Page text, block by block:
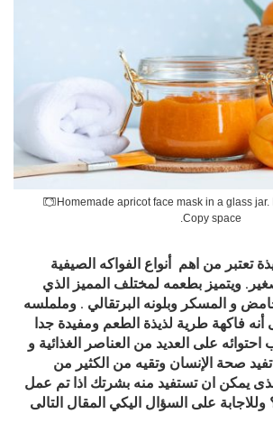
Homemade apricot face mask in a glass jar.
Copy space.
تعتبر من اهم أنواع الفواكه الصيفية
ويتميز بطعمه لمختلف المميز الذي
و المسكر وبلونه البرتقالي . وململسه
أنه فاكهة طرية لذيذة الطعم ومفيدة جدا
على العديد من العناصر الغذائية و
تفيد صحة الإنسان وتقيه من الكثير من
يمكن ان تستفيد منه بشرتك اذا تم عمل
على السؤال اليكي المقال التالى